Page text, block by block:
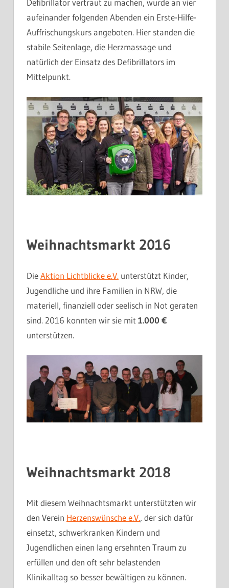
Defibrillator vertraut zu machen, wurde an vier
aufeinander folgenden Abenden ein Erste-Hilfe-
Auffrischungskurs angeboten. Hier standen die
stabile Seitenlage, die Herzmassage und
natürlich der Einsatz des Defibrillators im
Mittelpunkt.
Weihnachtsmarkt 2016
DieAktion Lichtblicke e.V. unterstützt Kinder,
Jugendliche und ihre Familien in NRW, die
materiell, finanziell oder seelisch in Not geraten
sind. 2016 konnten wir sie mit 1.000 €
unterstützen.
Weihnachtsmarkt 2018
Mit diesem Weihnachtsmarkt unterstützten wir
den Verein Herzenswünsche e.V., der sich dafür
einsetzt, schwerkranken Kindern und
Jugendlichen einen lang ersehnten Traum zu
erfüllen und den oft sehr belastenden
Klinikalltag so besser bewältigen zu können.